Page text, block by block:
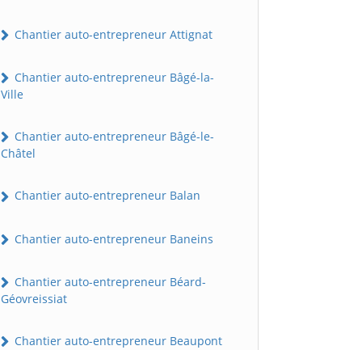
Chantier auto-entrepreneur Attignat
Chantier auto-entrepreneur Bâgé-la-
Ville
Chantier auto-entrepreneur Bâgé-le-
Châtel
Chantier auto-entrepreneur Balan
Chantier auto-entrepreneur Baneins
Chantier auto-entrepreneur Béard-
Géovreissiat
Chantier auto-entrepreneur Beaupont